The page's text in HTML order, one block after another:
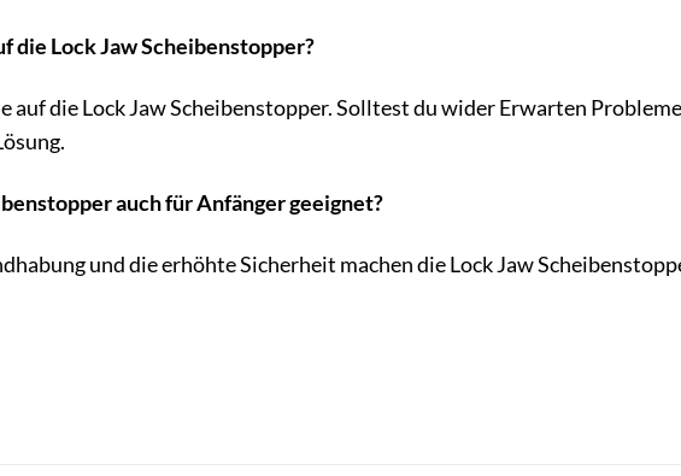
die Lock Jaw Scheibenstopper?
auf die Lock Jaw Scheibenstopper. Solltest du wider Erwarten
auch für Anfänger geeignet?
und die erhöhte Sicherheit machen die Lock Jaw